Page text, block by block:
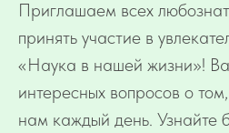
Приглашаем всех
принять участие в
«Наука в нашей жизни»!
интересных вопросов о
нам каждый день. Узнайте